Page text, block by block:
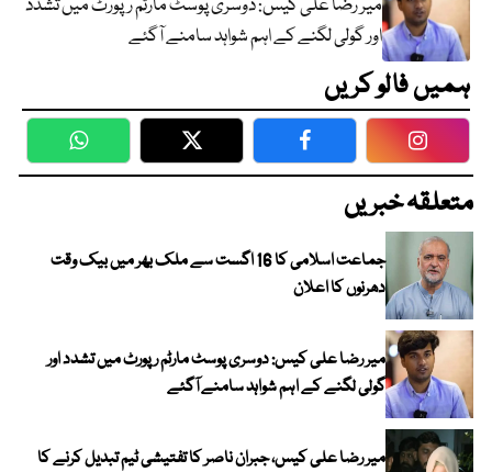
میر رضا علی کیس: دوسری پوسٹ مارٹم رپورٹ میں تشدد
اور گولی لگنے کے اہم شواہد سامنے آگئے
ہمیں فالو کریں
WhatsApp Twitter Facebook
متعلقہ خبریں
جماعت اسلامی کا 16 اگست سے ملک بھر میں بیک وقت
دھرنوں کا اعلان
میر رضا علی کیس: دوسری پوسٹ مارٹم رپورٹ میں تشدد اور
گولی لگنے کے اہم شواہد سامنے آگئے
میر رضا علی کیس، جبران ناصر کا تفتیشی ٹیم تبدیل کرنے کا